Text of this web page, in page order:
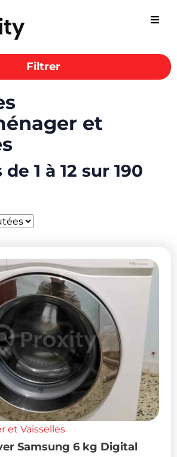
Filtrer
et
1 à 12 sur 190
et Vaisselles
Samsung 6 kg Digital